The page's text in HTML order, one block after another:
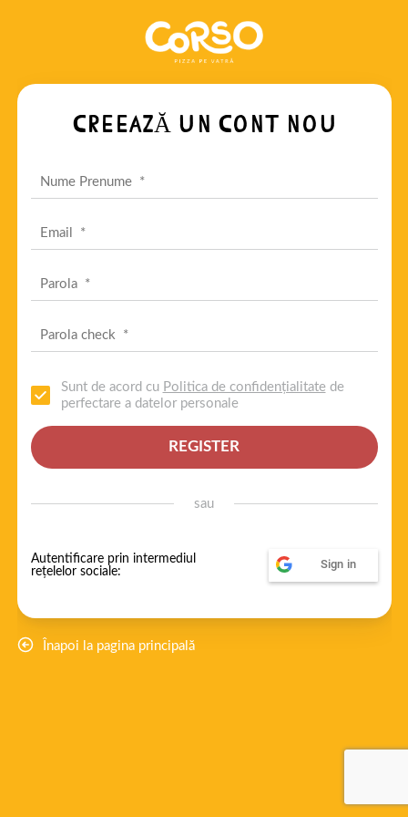
CREEAZĂ UN CONT NOU
Sunt de acord cu Politica de confidențialitatede
perfectare a datelor personale
REGISTER
sau
Autentificare prin intermediul
rețelelor sociale:
Sign in
Înapoi la pagina principală